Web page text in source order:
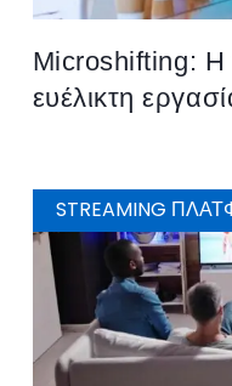
Microshifting: Η
ευέλικτη
STREAMING